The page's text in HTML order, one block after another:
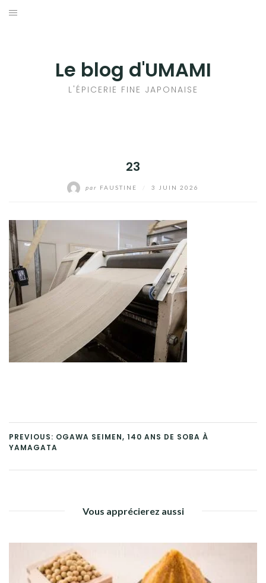
Aller
Le blog d'UMAMI
L'ÉPICERIE FINE JAPONAISE
23
par FAUSTINE 3 JUIN 2026
PREVIOUS: OGAWA SEIMEN, 140 ANS DE SOBA À
YAMAGATA
Vous apprécierez aussi